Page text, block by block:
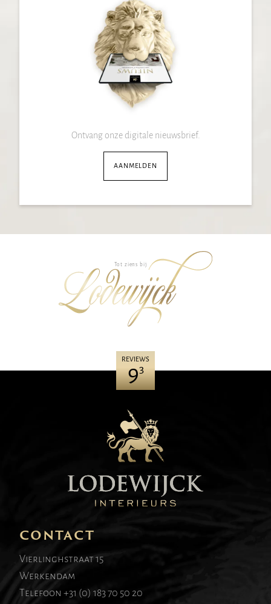
Ontvang onze digitale nieuwsbrief.
AANMELDEN
Tot ziens bij
REVIEWS
93
CONTACT
Vierlinghstraat 15
Werkendam
Telefoon +31 (0) 183 70 50 20